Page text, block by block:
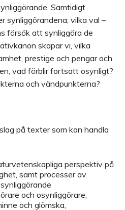
Samtidigt
synliggörandena; vilka val –
försök att synliggöra de
skapar vi, vilka
prestige och pengar och
vad förblir fortsatt osynligt?
och vändpunkterna?
på texter som kan handla
perspektiv på
samt processer av
och osynliggörare,
och glömska,